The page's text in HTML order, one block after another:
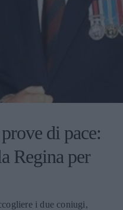
di pace:
Regina per
i due coniugi,